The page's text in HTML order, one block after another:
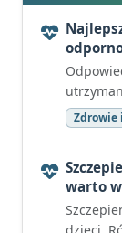
Zdrowie
warto